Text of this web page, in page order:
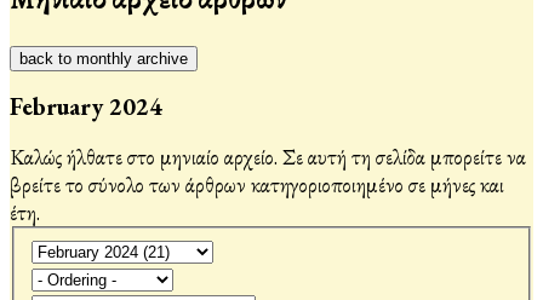
back to monthly archive
February 2024
Καλώς ήλθατε στο μηνιαίο αρχείο. Σε αυτή τη σελίδα μπορείτε να
βρείτε το σύνολο των άρθρων κατηγοριοποιημένο σε μήνες και
έτη.